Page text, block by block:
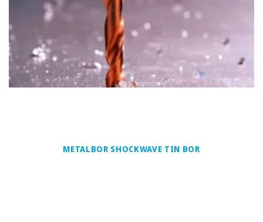
METALBOR SHOCKWAVE TIN BOR